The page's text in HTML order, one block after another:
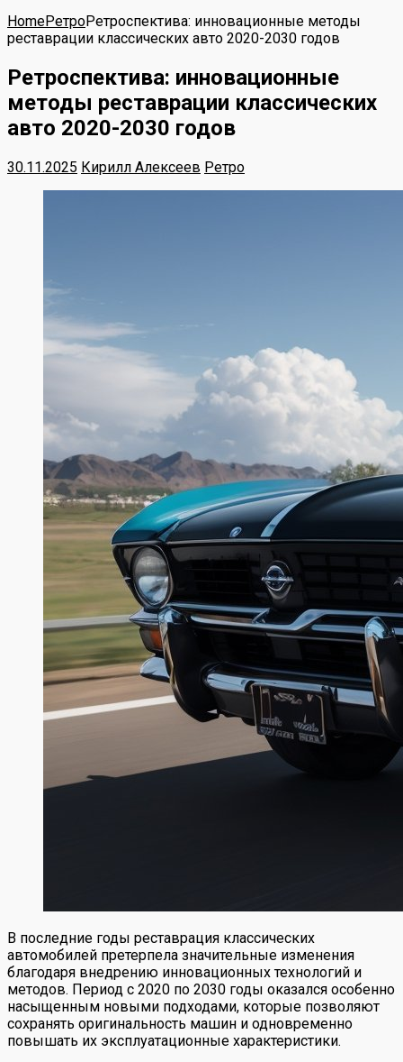
HomeРетроРетроспектива: инновационные методы
реставрации классических авто 2020-2030 годов
Ретроспектива: инновационные
методы реставрации классических
авто 2020-2030 годов
30.11.2025 Кирилл Алексеев Ретро
В последние годы реставрация классических
автомобилей претерпела значительные изменения
благодаря внедрению инновационных технологий и
методов. Период с 2020 по 2030 годы оказался особенно
насыщенным новыми подходами, которые позволяют
сохранять оригинальность машин и одновременно
повышать их эксплуатационные характеристики.